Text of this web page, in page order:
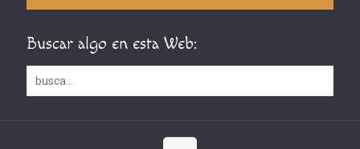
Buscar algo en esta Web: